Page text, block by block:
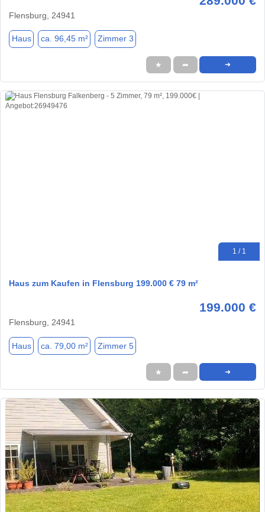
Flensburg, 24941
Haus ca. 96,45 m² Zimmer 3
★ ➦ ➜
1 / 1
Haus zum Kaufen in Flensburg 199.000 € 79 m²
199.000 €
Flensburg, 24941
Haus ca. 79,00 m² Zimmer 5
★ ➦ ➜